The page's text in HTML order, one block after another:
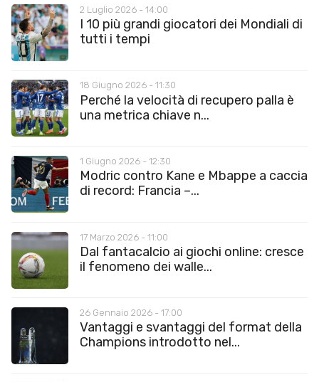
2 Luglio 2026 - 14:00
I 10 più grandi giocatori dei Mondiali di
tutti i tempi
18 Giugno 2026 - 11:30
Perché la velocità di recupero palla è
una metrica chiave n...
1 Giugno 2026 - 12:30
Modric contro Kane e Mbappe a caccia
di record: Francia –...
17 Marzo 2026 - 11:00
Dal fantacalcio ai giochi online: cresce
il fenomeno dei walle...
26 Gennaio 2026 - 17:00
Vantaggi e svantaggi del format della
Champions introdotto nel...